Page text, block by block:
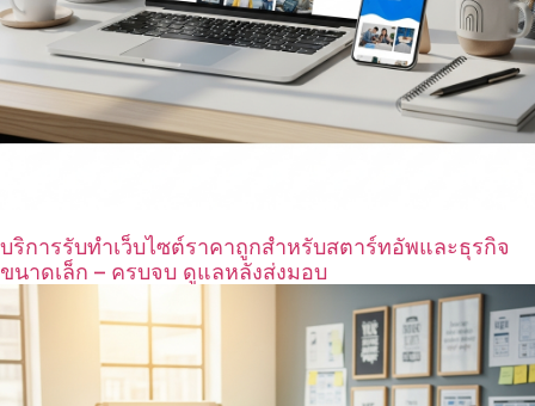
บริการรับทำเว็บไซต์ราคาถูกสำหรับสตาร์ทอัพและธุรกิจ
ขนาดเล็ก – ครบจบ ดูแลหลังส่งมอบ